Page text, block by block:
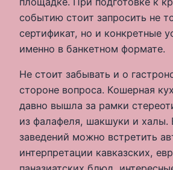
событию стоит запросить не
сертификат, но и конкретные
именно в банкетном формате.
Не стоит забывать и о
стороне вопроса. Кошерная
давно вышла за рамки
из фалафеля, шакшуки и халы.
заведений можно встретить
интерпретации кавказских,